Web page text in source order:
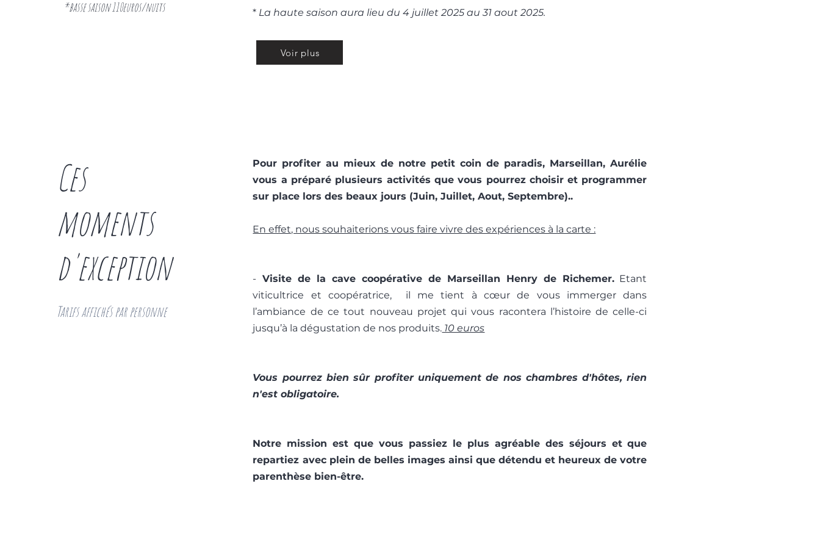
*basse saison 110euros/nuits * La haute saison aura lieu du 4 juillet 2025 au 31 aout 2025.
Voir plus
Ces
moments
d'exception
Tarifs affichés par personne
Pour profiter au mieux de notre petit coin de paradis, Marseillan,Aurélie
vous a préparé plusieurs activités que vous pourrez choisir et programmer
sur place lors des beaux jours (Juin,Juillet, Aout, Septembre)..
En effet, nous souhaiterions vous faire vivre des expériences à la carte :
- Visite de la cave coopérative de Marseillan Henry de Richemer.Etant
viticultrice et coopératrice, il me tient à cœur de vous immerger dans
l’ambiance de ce tout nouveau projet qui vous racontera l’histoire de celle-ci
jusqu’à la dégustation de nos produits. 10 euros
Vous pourrez bien sûrprofiter uniquement de nos chambres d'hôtes, rien
n'est obligatoire.
Notre mission est que vous passiez le plus agréable des séjours et que
repartiez avec plein de belles images ainsi que détendu et heureux de votre
parenthèse bien-être.